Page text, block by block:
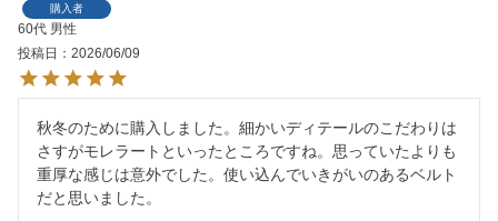
購入者
60代 男性
投稿日
2026/06/09
秋冬のために購入しました。細かいディテールのこだわりは
さすがモレラートといったところですね。思っていたよりも
重厚な感じは意外でした。使い込んでいきがいのあるベルト
だと思いました。